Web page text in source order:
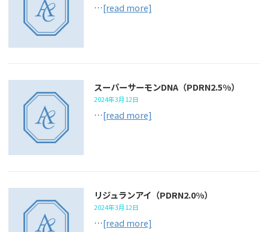
…[read more]
スーパーサーモンDNA（PDRN2.5%）
2024年3月12日
…[read more]
リジュランアイ（PDRN2.0%）
2024年3月12日
…[read more]